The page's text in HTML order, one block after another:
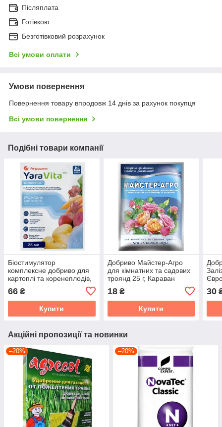
Післяплата
Готівкою
Безготівковий розрахунок
Всі умови оплати
Умови повернення
Повернення товару впродовж 14 днів за рахунок покупця
Всі умови повернення
Подібні товари компанії
Біостимулятор
комплексне добриво для
картоплі та коренеплодів,
66 ₴
Купити
Добриво Майстер-Агро
для кімнатних та садових
троянд 25 г, Караван
18₴
Купити
30
Акційні пропозиції та новинки
–20% –20%